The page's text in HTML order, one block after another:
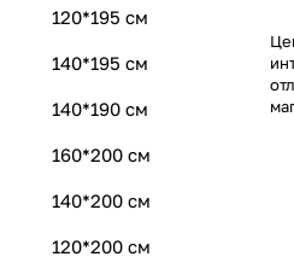
120*195 см
140*195 см
140*190 см
160*200 см
140*200 см
120*200 см